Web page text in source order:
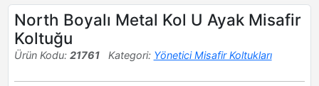
North Boyalı Metal Kol U Ayak Misafir
Koltuğu
Ürün Kodu: 21761 Kategori: Yönetici Misafir Koltukları